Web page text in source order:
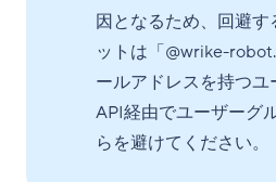
因となるため、回避
ットは「@wrike-
ールアドレスを持つ
API経由でユーザーグ
らを避けてください。